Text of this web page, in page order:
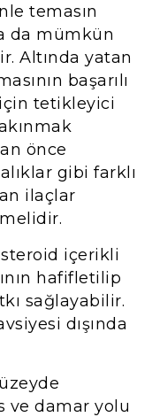
temasın
da mümkün
Altında yatan
başarılı
tetikleyici
önce
gibi farklı
ilaçlar
içerikli
hafifletilip
sağlayabilir.
dışında
ve damar yolu